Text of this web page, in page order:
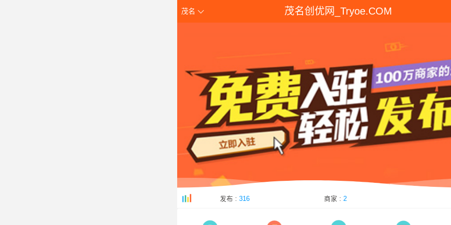
茂名 茂名创优网_Tryoe.COM
发布 :316 商家 :2